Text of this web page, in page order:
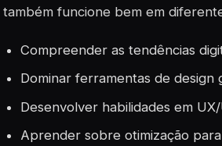
também funcione bem em
Compreender as tendências
Dominar ferramentas de design
Desenvolver habilidades em
Aprender sobre otimização